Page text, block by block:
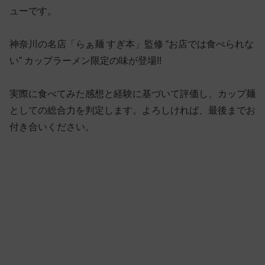
ューです。
神奈川の名店「らぁ麺 すぎ本」監修 “お店では食べられな
い” カップラーメン限定の味が登場!!
実際に食べてみた感想と経験に基づいて評価し、カップ麺
としての総合力を判定します。よろしければ、最後までお
付き合いください。